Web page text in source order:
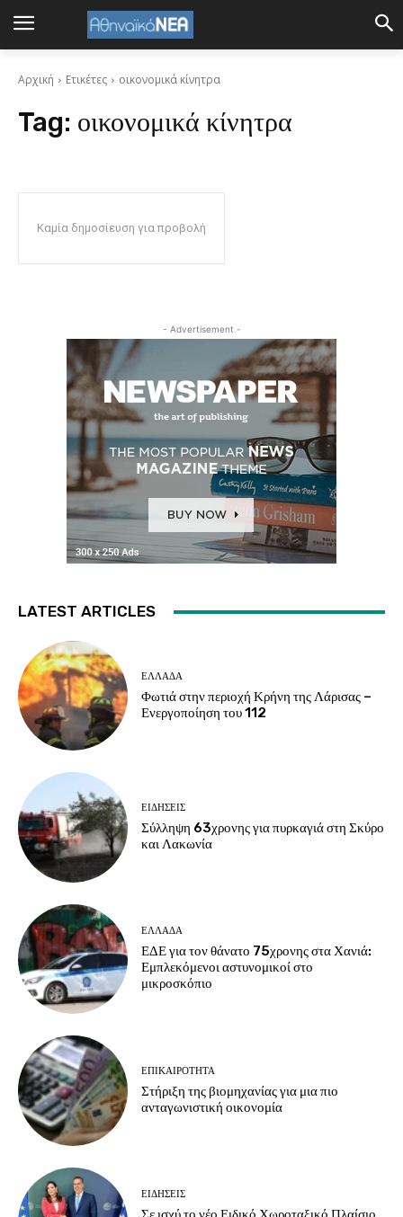
Αρχική Ετικέτες οικονομικά κίνητρα
Tag: οικονομικά κίνητρα
Καμία δημοσίευση για προβολή
- Advertisement -
LATEST ARTICLES
ΕΛΛΑΔΑ
Φωτιά στην περιοχή Κρήνη της Λάρισας –
Ενεργοποίηση του 112
ΕΙΔΗΣΕΙΣ
Σύλληψη 63χρονης για πυρκαγιά στη Σκύρο
και Λακωνία
ΕΛΛΑΔΑ
ΕΔΕ για τον θάνατο 75χρονης στα Χανιά:
Εμπλεκόμενοι αστυνομικοί στο
μικροσκόπιο
ΕΠΙΚΑΙΡΟΤΗΤΑ
Στήριξη της βιομηχανίας για μια πιο
ανταγωνιστική οικονομία
ΕΙΔΗΣΕΙΣ